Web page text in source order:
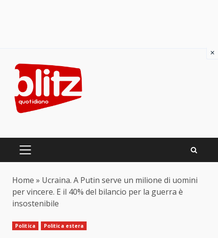
content
PRIMARY
Home » Ucraina. A Putin serve un milione di uomini
per vincere. E il 40% del bilancio per la guerra è
insostenibile
Politica Politica estera
×